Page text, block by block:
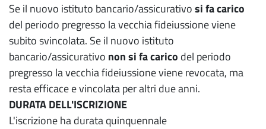
Se il nuovo istituto bancario/assicurativosi fa carico
del periodo pregresso la vecchia fideiussione viene
subito svincolata. Se il nuovo istituto
bancario/assicurativo non si fa carico del periodo
pregresso la vecchia fideiussione viene revocata, ma
resta efficace e vincolata per altri due anni.
DURATA DELL'ISCRIZIONE
L'iscrizione ha durata quinquennale